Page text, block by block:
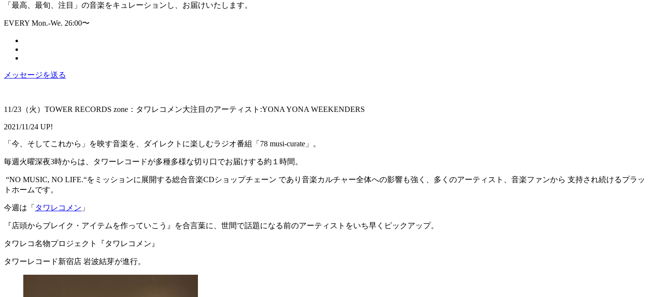
「最高、最旬、注目」の音楽をキュレーションし、お届けいたします。
EVERY Mon.-We. 26:00〜
メッセージを送る
11/23（火）TOWER RECORDS zone：タワレコメン大注目のアーティスト:YONA YONA WEEKENDERS
2021/11/24 UP!
「今、そしてこれから」を映す音楽を、ダイレクトに楽しむラジオ番組「78 musi-curate」。
毎週火曜深夜3時からは、タワーレコードが多種多様な切り口でお届けする約１時間。
“NO MUSIC, NO LIFE.“をミッションに展開する総合音楽CDショップチェーン であり音楽カルチャー全体への影響も強く、多くのアーティスト、音楽ファンから 支持され続けるプラッ
トホームです。
今週は「 タワレコメン 」
『店頭からブレイク・アイテムを作っていこう』を合言葉に、世間で話題になる前のアーティストをいち早くピックアップ。
タワレコ名物プロジェクト『タワレコメン』
タワーレコード新宿店 岩波結芽が進行。